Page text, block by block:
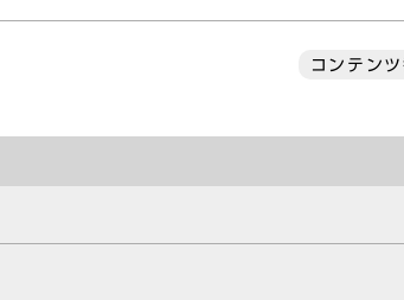
コンテン